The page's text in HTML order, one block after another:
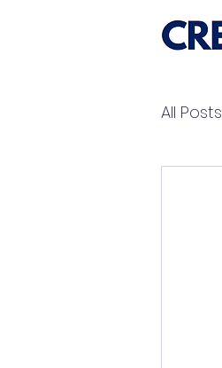
All Posts